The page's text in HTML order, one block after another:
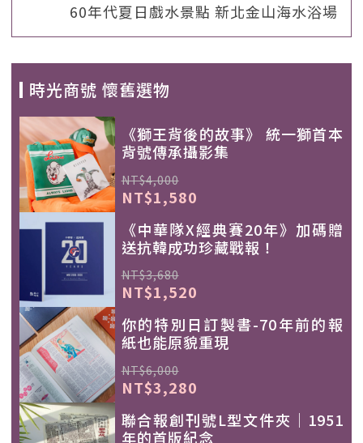
60年代夏日戲水景點 新北金山海水浴場
時光商號 懷舊選物
《獅王背後的故事》 統一獅首本
背號傳承攝影集
NT$4,000
NT$1,580
《中華隊X經典賽20年》加碼贈
送抗韓成功珍藏戰報！
NT$3,680
NT$1,520
你的特別日訂製書-70年前的報
紙也能原貌重現
NT$6,000
NT$3,280
聯合報創刊號L型文件夾｜1951
年的首版紀念